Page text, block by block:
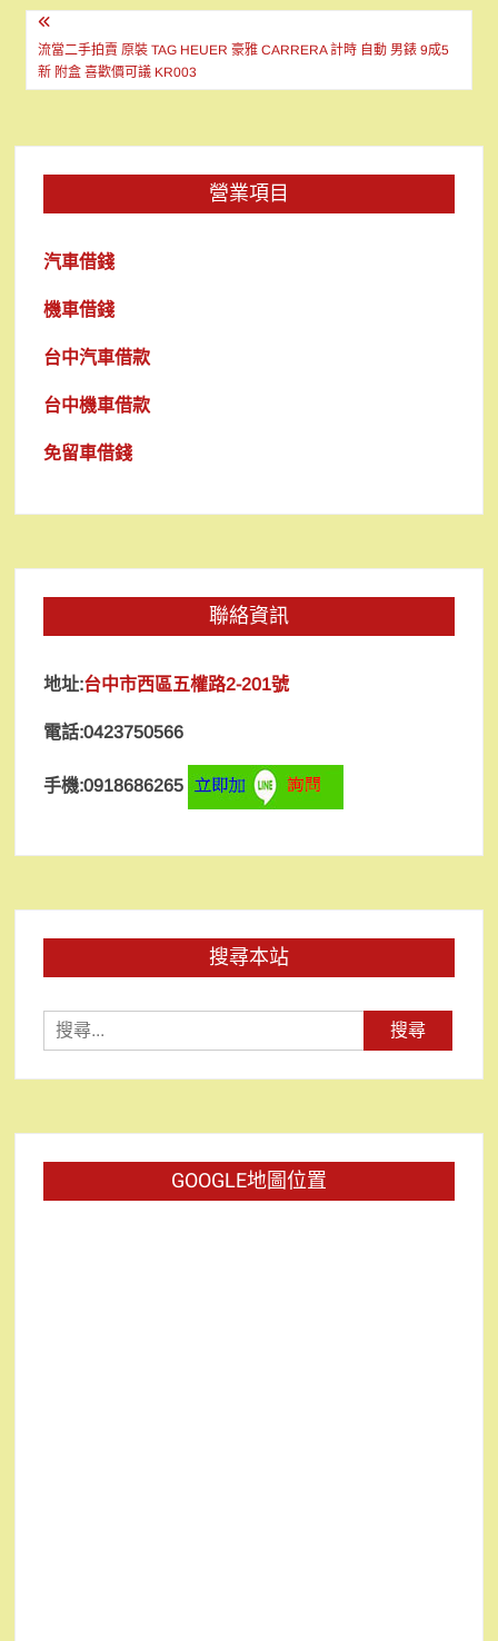
文
章
導
覽
流當二手拍賣 原裝 TAG HEUER 豪雅 CARRERA 計時 自動 男錶 9成5
新 附盒 喜歡價可議 KR003
營業項目
汽車借錢
機車借錢
台中汽車借款
台中機車借款
免留車借錢
聯絡資訊
地址:台中市西區五權路2-201號
電話:0423750566
手機:0918686265
搜尋本站
尋
關
GOOGLE地圖位置